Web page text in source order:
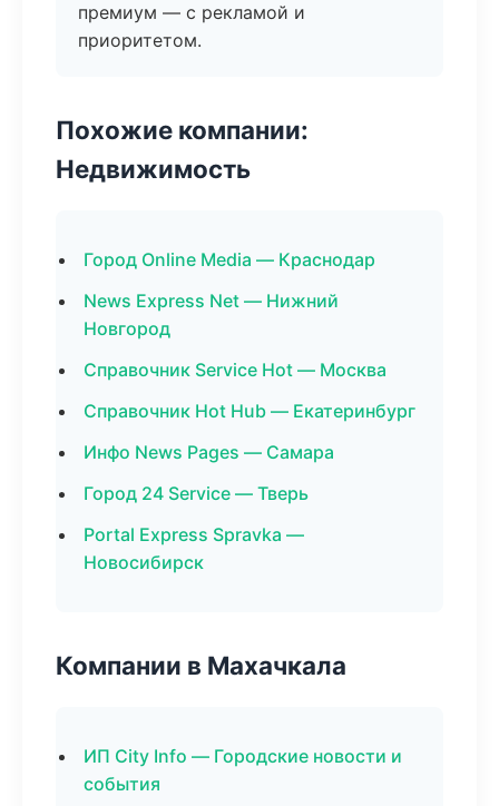
премиум — с рекламой и
приоритетом.
Похожие компании:
Недвижимость
Город Online Media — Краснодар
News Express Net — Нижний
Новгород
Справочник Service Hot — Москва
Справочник Hot Hub — Екатеринбург
Инфо News Pages — Самара
Город 24 Service — Тверь
Portal Express Spravka —
Новосибирск
Компании в Махачкала
ИП City Info — Городские новости и
события